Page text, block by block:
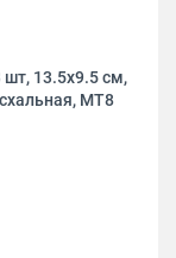
13.5х9.5 см,
МТ8